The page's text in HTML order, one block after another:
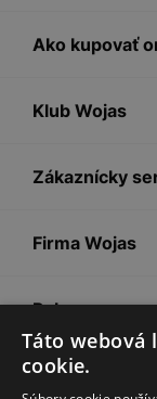
Ako kupovať
Klub Wojas
Zákaznícky
Firma Wojas
Pokyny
Táto webová
cookie.